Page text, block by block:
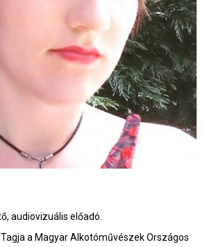
audiovizuális előadó.
a Magyar Alkotóművészek Országos